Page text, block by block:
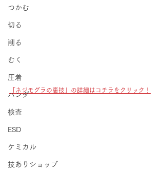
つかむ
切る
削る
むく
圧着
ハンダ
検査
ESD
ケミカル
技ありショップ
「ネジモグラの裏技」の詳細はコチラをクリック！